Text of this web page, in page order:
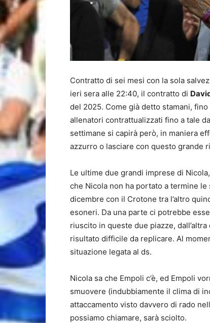
Contratto di sei mesi con la sola
ieri sera alle 22:40, il contratto di
del 2025. Come già detto stamani,
allenatori contrattualizzati fino a tale
settimane si capirà però, in maniera
azzurro o lasciare con questo grande
Le ultime due grandi imprese di
che Nicola non ha portato a termine
dicembre con il Crotone tra l’altro
esoneri. Da una parte ci potrebbe
riuscito in queste due piazze,
risultato difficile da replicare. Al
situazione legata al ds.
Nicola sa che Empoli c’è, ed Empoli
smuovere (indubbiamente il clima di
attaccamento visto davvero di rado
possiamo chiamare, sarà sciolto.